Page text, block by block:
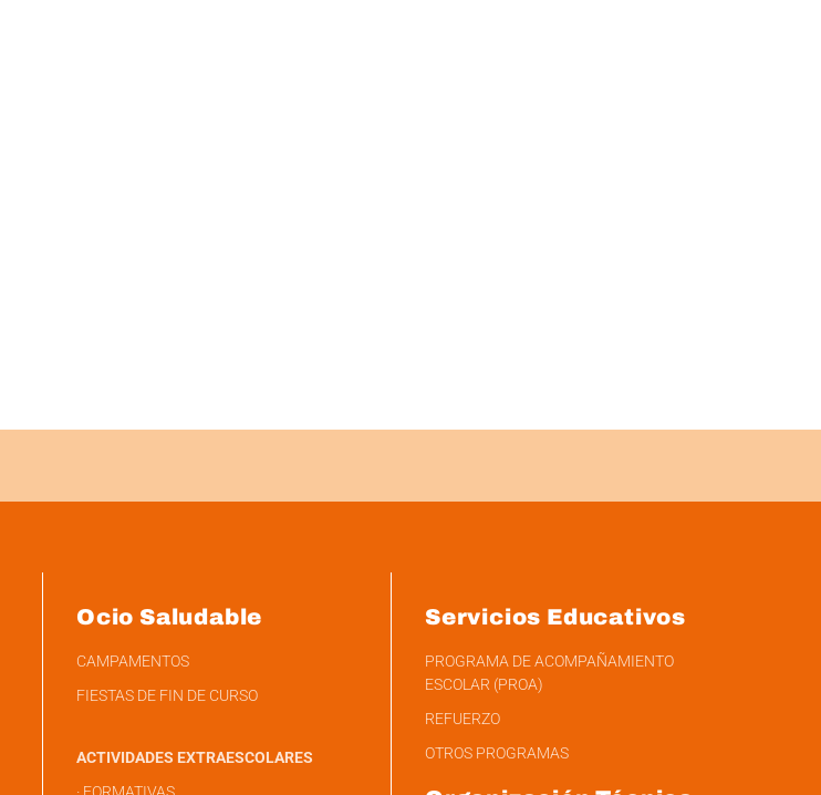
Ocio Saludable
CAMPAMENTOS
FIESTAS DE FIN DE CURSO
ACTIVIDADES EXTRAESCOLARES
Servicios Educativos
PROGRAMA DE ACOMPAÑAMIENTO
ESCOLAR (PROA)
REFUERZO
OTROS PROGRAMAS